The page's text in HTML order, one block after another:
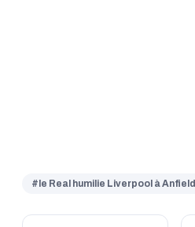
#le Real humilie Liverpool à Anfield